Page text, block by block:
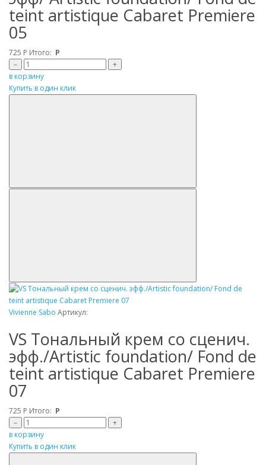
teint artistique Cabaret Premiere
05
725 Р Итого: Р
–
+
в корзину
Купить в один клик
Vivienne Sabo Артикул:
VS Tональный крем со сценич.
эфф./Artistic foundation/ Fond de
teint artistique Cabaret Premiere
07
725 Р Итого: Р
–
+
в корзину
Купить в один клик